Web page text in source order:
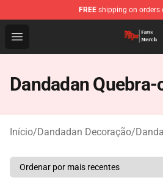
FREE shipping on orders
Open menu
Dandadan Shop - Official
Dandadan
Início/Dandadan Decoração/